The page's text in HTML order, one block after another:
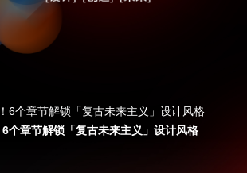
个章节解锁「复古未来主义」设计风格